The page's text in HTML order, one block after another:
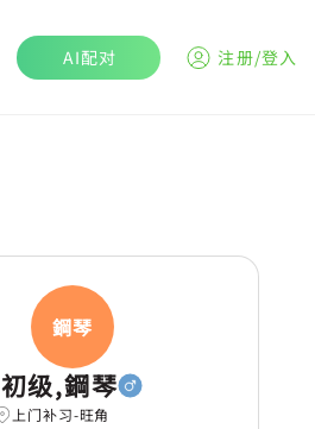
AI配对 注册/登入
鋼琴
初级,鋼琴
上门补习-旺角